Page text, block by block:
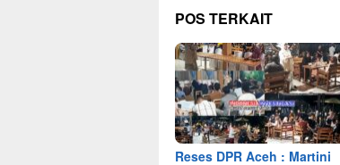
POS TERKAIT
Reses DPR Aceh : Martini